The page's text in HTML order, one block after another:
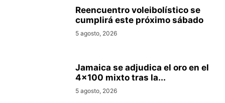
Reencuentro voleibolístico se
cumplirá este próximo sábado
5 agosto, 2026
Jamaica se adjudica el oro en el
4×100 mixto tras la...
5 agosto, 2026